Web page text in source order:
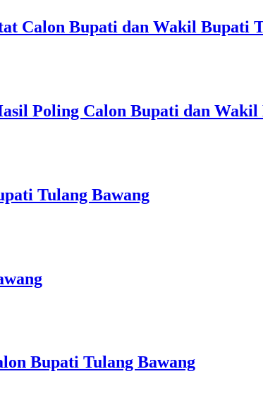
Calon Bupati dan Wakil Bupati
Poling Calon Bupati dan
Tulang Bawang
Bupati Tulang Bawang